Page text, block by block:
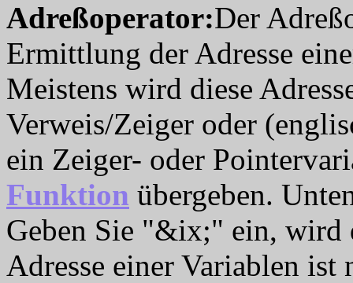
Adreßoperator:Der
Ermittlung der Adresse
Meistens wird diese
Verweis/Zeiger oder
ein Zeiger- oder
Funktion übergeben.
Geben Sie "&ix;" ein, wird
Adresse einer Variablen